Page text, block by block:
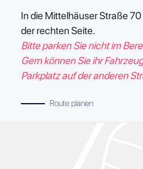
In die Mittelhäuser Straße
der rechten Seite.
Bitte parken Sie nicht im
Gern können Sie ihr
Parkplatz auf der anderen
Route planen